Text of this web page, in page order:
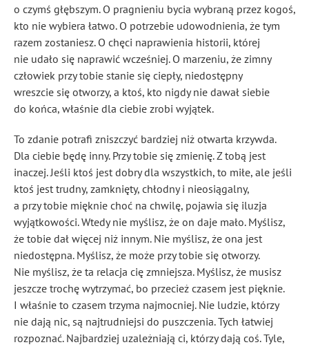
o czymś głębszym. O pragnieniu bycia wybraną przez kogoś,
kto nie wybiera łatwo. O potrzebie udowodnienia, że tym
razem zostaniesz. O chęci naprawienia historii, której
nie udało się naprawić wcześniej. O marzeniu, że zimny
człowiek przy tobie stanie się ciepły, niedostępny
wreszcie się otworzy, a ktoś, kto nigdy nie dawał siebie
do końca, właśnie dla ciebie zrobi wyjątek.
To zdanie potrafi zniszczyć bardziej niż otwarta krzywda.
Dla ciebie będę inny. Przy tobie się zmienię. Z tobą jest
inaczej. Jeśli ktoś jest dobry dla wszystkich, to miłe, ale jeśli
ktoś jest trudny, zamknięty, chłodny i nieosiągalny,
a przy tobie mięknie choć na chwilę, pojawia się iluzja
wyjątkowości. Wtedy nie myślisz, że on daje mało. Myślisz,
że tobie dał więcej niż innym. Nie myślisz, że ona jest
niedostępna. Myślisz, że może przy tobie się otworzy.
Nie myślisz, że ta relacja cię zmniejsza. Myślisz, że musisz
jeszcze trochę wytrzymać, bo przecież czasem jest pięknie.
I właśnie to czasem trzyma najmocniej. Nie ludzie, którzy
nie dają nic, są najtrudniejsi do puszczenia. Tych łatwiej
rozpoznać. Najbardziej uzależniają ci, którzy dają coś. Tyle,